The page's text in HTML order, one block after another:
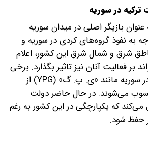
در سوریه
بازیگر اصلی در میدان سوریه
به نفوذ گروه‌های کردی در سوریه و
شرق و شمال شرق این کشور، اعلام
فعالیت آنان نیز تاثیر بگذارد. برخی
گروه‌های کردی فعال در سوریه مانند «ی. پ. گ» (YPG) از
می‌شوند. در حال حاضر دولت
که یکپارچگی در این کشور به رغم
حفظ شود.